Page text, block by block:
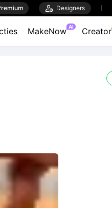
 Designers
MakeNow AI Creator